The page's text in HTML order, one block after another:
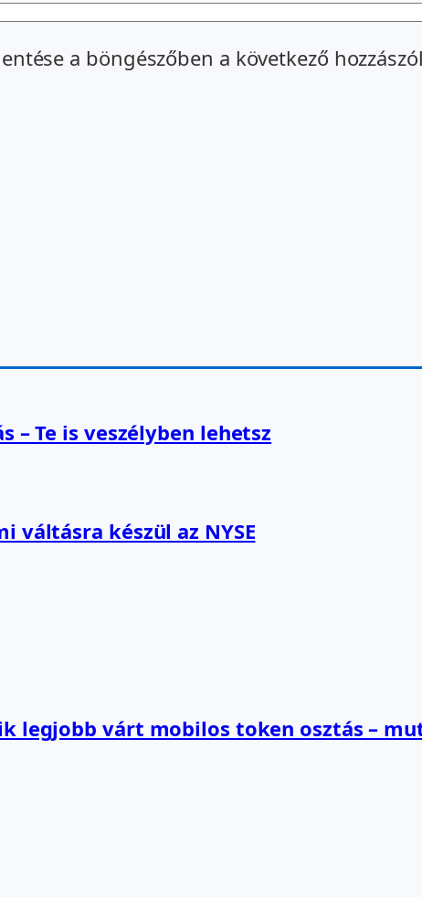
a böngészőben a következő
– Te is veszélyben lehetsz
váltásra készül az NYSE
legjobb várt mobilos token osztás –